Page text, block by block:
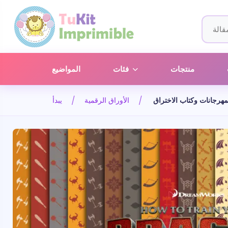
المواضيع فئات منتجات
يبدأ الأوراق الرقمية وكتاب الاختراق